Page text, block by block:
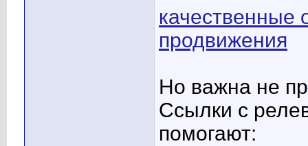
качественные
продвижения
Но важна не
Ссылки с
помогают: